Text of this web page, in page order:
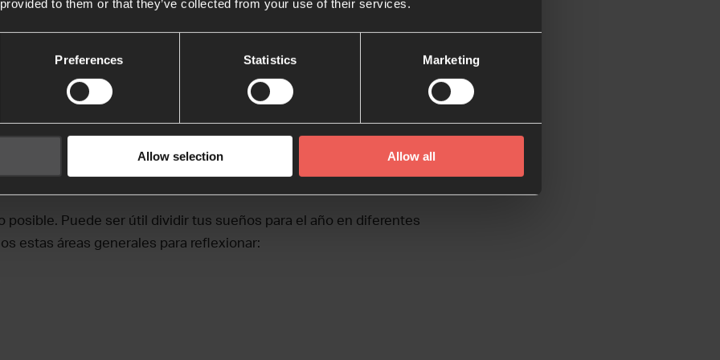
to them or that they’ve collected from your use of their services.
Preferences Statistics Marketing
Allow selection Allow all
vivido ni un solo día.
pensamientos sobre mí, oh Dios!
para invitar al Espíritu Santo. Pídele que guíe este tiempo y te ayude a soñar
posible. Puede ser útil dividir tus sueños para el año en diferentes
estas áreas generales para reflexionar: